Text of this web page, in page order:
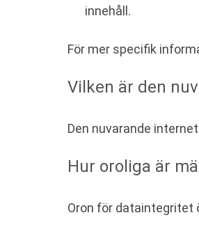
innehåll.
För mer specifik
Vilken är den
Den nuvarande
Hur oroliga är
Oron för dataintegritet